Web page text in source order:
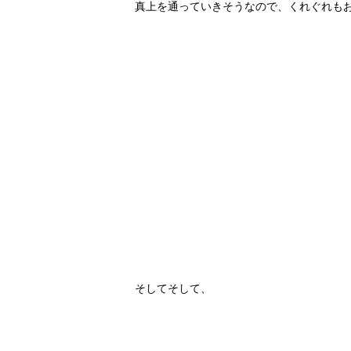
真上を通っていきそうなので、くれぐれも
そしてそして、